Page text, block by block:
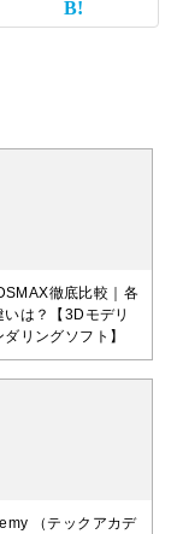
徹底比較｜各
いは？【3Dモデリ
リングソフト】
（テックアカデ